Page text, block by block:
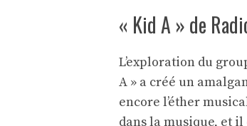
« Kid A » de
L’exploration du
A » a créé un
encore l’éther
dans la musique, et